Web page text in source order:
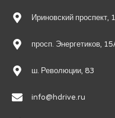
Ириновский проспект,
просп. Энергетиков,
ш. Революции, 83
info@hdrive.ru